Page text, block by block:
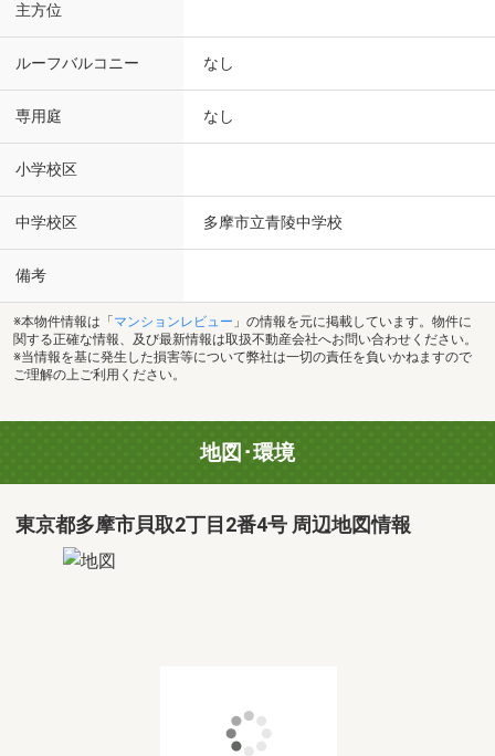
主方位
ルーフバルコニー なし
専用庭 なし
小学校区
中学校区 多摩市立青陵中学校
備考
※本物件情報は「 マンションレビュー 」の情報を元に掲載しています。物件に
関する正確な情報、及び最新情報は取扱不動産会社へお問い合わせください。
※当情報を基に発生した損害等について弊社は一切の責任を負いかねますので
ご理解の上ご利用ください。
地図･環境
東京都多摩市貝取2丁目2番4号 周辺地図情報